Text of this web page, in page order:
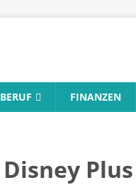
BERUF FINANZEN
Disney